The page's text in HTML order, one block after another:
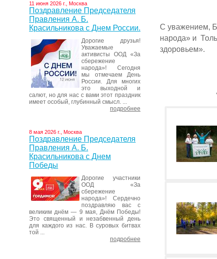
11 июня 2026 г., Москва
Поздравление Председателя
Правления А. Б.
Красильникова с Днем России.
Дорогие друзья!
Уважаемые
активисты ООД «За
сбережение
народа»! Сегодня
мы отмечаем День
России. Для многих
это выходной и
салют, но для нас с вами этот праздник
имеет особый, глубинный смысл. ...
подробнее
8 мая 2026 г., Москва
Поздравление Председателя
Правления А. Б.
Красильникова с Днем
Победы
Дорогие участники
ООД «За
сбережение
народа»! Сердечно
поздравляю вас с
великим днём — 9 мая, Днём Победы!
Это священный и незабвенный день
для каждого из нас. В суровых битвах
той ...
подробнее
С уважением,
народа» и
здоровьем».